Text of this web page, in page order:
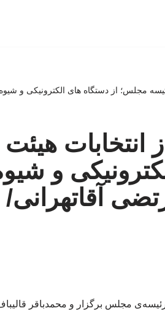
مجلس؛ از دستگاه های الکترونیکی و
انتخابات
و
مجلس برگزار و محمدباقر